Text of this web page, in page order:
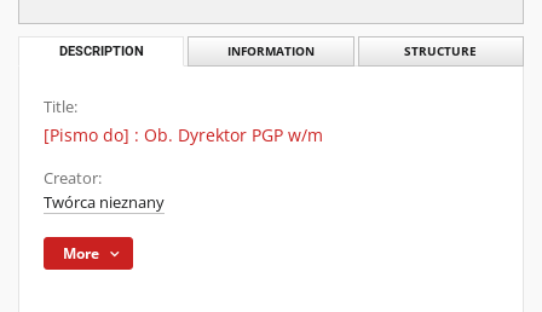
DESCRIPTION INFORMATION STRUCTURE
Title:
[Pismo do] : Ob. Dyrektor PGP w/m
Creator:
Twórca nieznany
More